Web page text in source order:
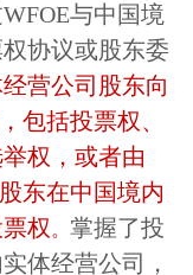
与中国境
协议或股东委
营公司股东向
包括投票权、
权，或者由
东在中国境内
权 。 掌握了投
体经营公司，